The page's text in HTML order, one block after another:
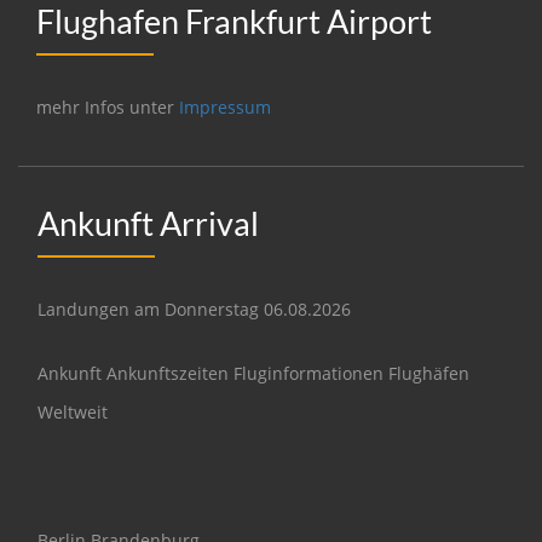
Flughafen Frankfurt Airport
mehr Infos unter Impressum
Ankunft Arrival
Landungen am Donnerstag 06.08.2026
Ankunft Ankunftszeiten Fluginformationen Flughäfen
Weltweit